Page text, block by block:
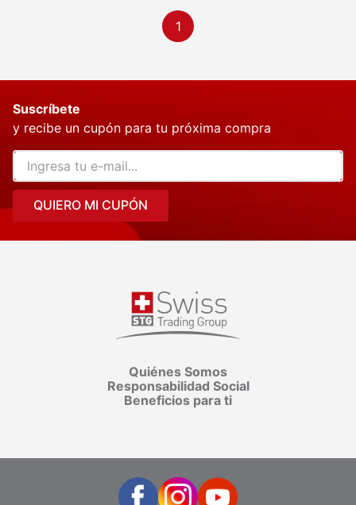
1
Suscríbete
y recibe un cupón para tu próxima compra
QUIERO MI CUPÓN
Quiénes Somos
Responsabilidad Social
Beneficios para ti